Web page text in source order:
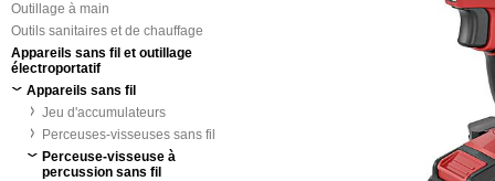
Outillage à main
Outils sanitaires et de chauffage
Appareils sans fil et outillage
électroportatif
Appareils sans fil
Jeu d'accumulateurs
Perceuses-visseuses sans fil
Perceuse-visseuse à
percussion sans fil